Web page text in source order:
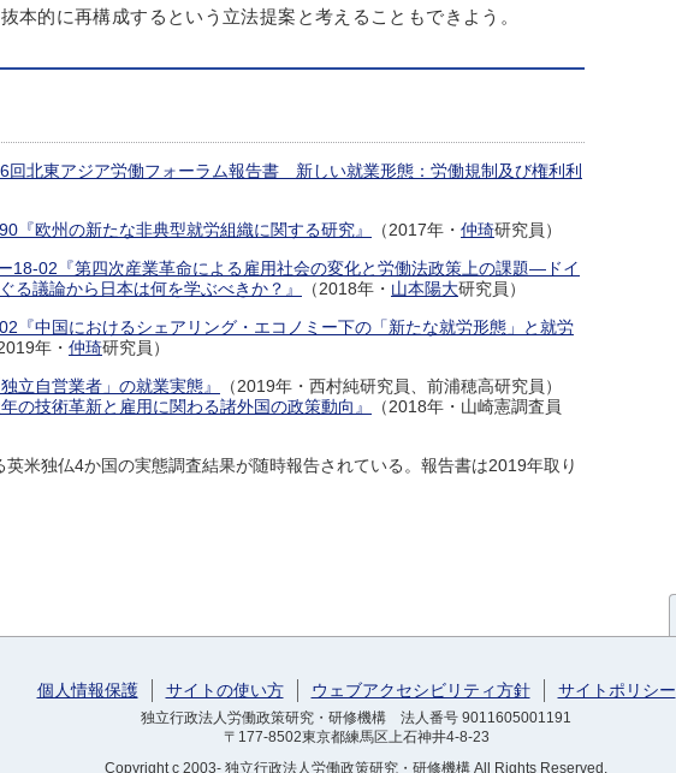
本的に再構成するという立法提案と考えることもできよう。
回北東アジア労働フォーラム報告書 新しい就業形態：労働規制及び権利利
『欧州の新たな非典型就労組織に関する研究』 （2017年・ 仲琦研究員）
18-02『第四次産業革命による雇用社会の変化と労働法政策上の課題―ドイ
る議論から日本は何を学ぶべきか？』
（2018年・ 山本陽大研究員）
『中国におけるシェアリング・エコノミー下の「新たな就労形態」と就労
年・ 仲琦研究員）
立自営業者」の就業実態』
（2019年・西村純研究員、前浦穂高研究員）
の技術革新と雇用に関わる諸外国の政策動向』
（2018年・山崎憲調査員
米独仏4か国の実態調査結果が随時報告されている。報告書は2019年取り
個人情報保護 サイトの使い方 ウェブアクセシビリティ方針 サイトポリシー
独立行政法人労働政策研究・研修機構 法人番号 9011605001191
〒177-8502東京都練馬区上石神井4-8-23
Copyright c 2003- 独立行政法人労働政策研究・研修機構 All Rights Reserved.